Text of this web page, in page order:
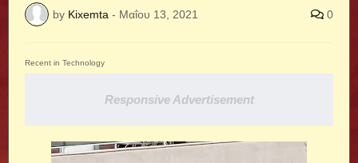
by Kixemta - Μαΐου 13, 2021 0
Recent in Technology
Responsive Advertisement